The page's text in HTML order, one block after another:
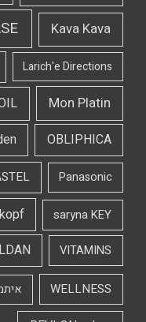
Kava Kava
Larich'e Directions
Mon Platin
OBLIPHICA
Panasonic
saryna KEY
VITAMINS
WELLNESS